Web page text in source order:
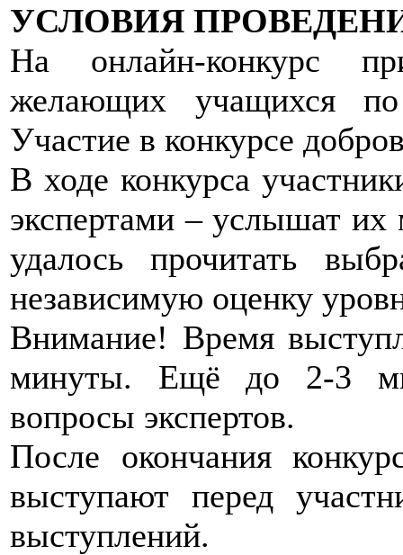
УСЛОВИЯ
На онлайн-конкурс
желающих учащихся
Участие в конкурсе
В ходе конкурса
экспертами – услышат их
удалось прочитать
независимую оценку
Внимание! Время
минуты. Ещё до 2-3
вопросы экспертов.
После окончания
выступают перед
выступлений.